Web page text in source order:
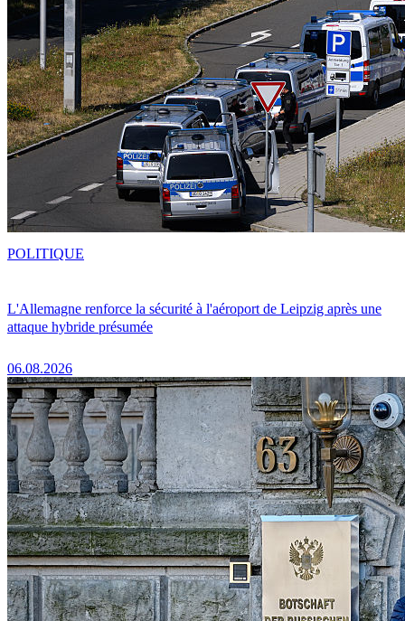
L'Allemagne renforce la sécurité à l'aéroport de Leipzig après une
attaque hybride présumée
06.08.2026
POLITIQUE